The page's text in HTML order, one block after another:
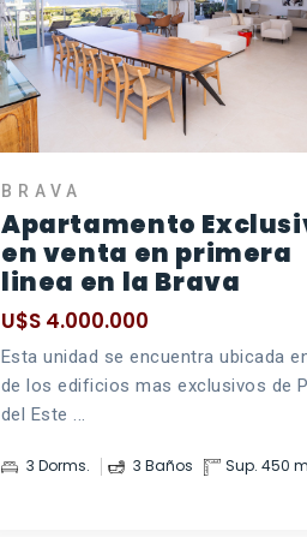
BRAVA
Apartamento
en venta en primera
linea en la Brava
U$S 4.000.000
Esta unidad se encuentra ubicada
de los edificios mas exclusivos de
del Este ...
3 Dorms. 3 Baños Sup. 450 m